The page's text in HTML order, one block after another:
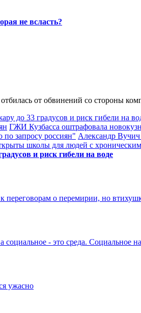
не всласть?
от обвинений со стороны
до 33 градусов и риск гибели на
ГЖИ Кузбасса оштрафовала
запросу россиян" Александр
школы для людей с
и риск гибели на воде
переговорам о перемирии, но
социальное - это среда.
ужасно